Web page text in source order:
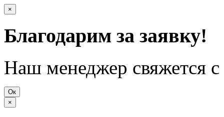
×
Благодарим за заявку!
Наш менеджер свяжется
Ок
×